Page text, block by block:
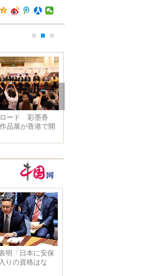
女優唐芸昕、青春感溢れるファ
ッション写真を発表